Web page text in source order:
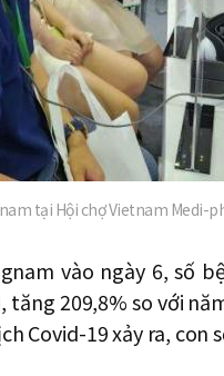
tại Hội chợ Vietnam
vào ngày 6, số
tăng 209,8% so với
Covid-19 xảy ra, con